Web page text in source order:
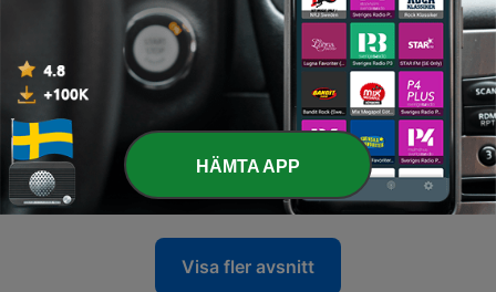
04 - Eftersnack - Cafe Marcello
3 - 03- Café Marcello
21 Mar 2019
2 - 02 - Eftersnack - En Klunk Kallt Kaffe
13 Mar 2019
Visa fler avsnitt
HÄMTA APP